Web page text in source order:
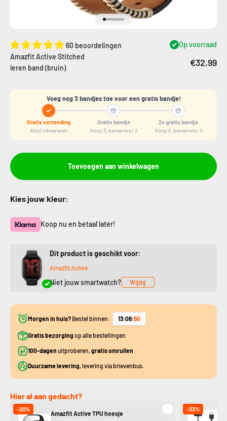
60 beoordelingen
Op voorraad
Amazfit Active Stitched
leren band (bruin)
€32,99
Voeg nog 3 bandjes toe voor een gratis bandje!
Gratis verzending
Altijd inbegrepen
Gratis bandje
Koop 3, betaal voor 2
2x gratis bandje
Koop 5, betaal voor 3
Toevoegen aan winkelwagen
Kies jouw kleur:
Koop nu en betaal later!
Dit product is geschikt voor:
Amazfit Active
Niet jouw smartwatch? Wijzig
Morgen in huis? Bestel binnen: 13:06:50
Gratis bezorging op alle bestellingen
100-dagen uitproberen,gratis omruilen
Duurzame levering,levering via brievenbus.
Hier al aan gedacht?
-20%
Amazfit Active TPU hoesje
-23%